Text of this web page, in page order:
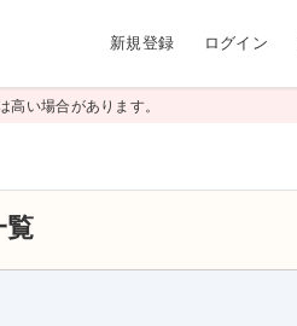
新規登録 ログイン
い場合があります。
覧